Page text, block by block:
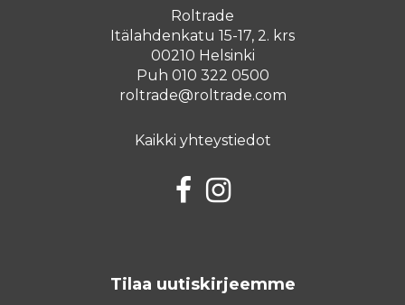
Roltrade
Itälahdenkatu 15-17, 2. krs
00210 Helsinki
Puh 010 322 0500
roltrade@roltrade.com
Kaikki yhteystiedot
FacebookInstagram
Tilaa uutiskirjeemme